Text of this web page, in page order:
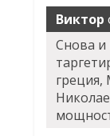
Виктор
Снова
греция,